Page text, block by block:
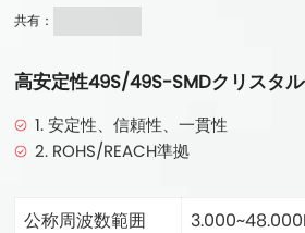
共有：
高安定性49S/49S-SMDクリスタ
1. 安定性、信頼性、一貫性
2. ROHS/REACH準拠
公称周波数範囲